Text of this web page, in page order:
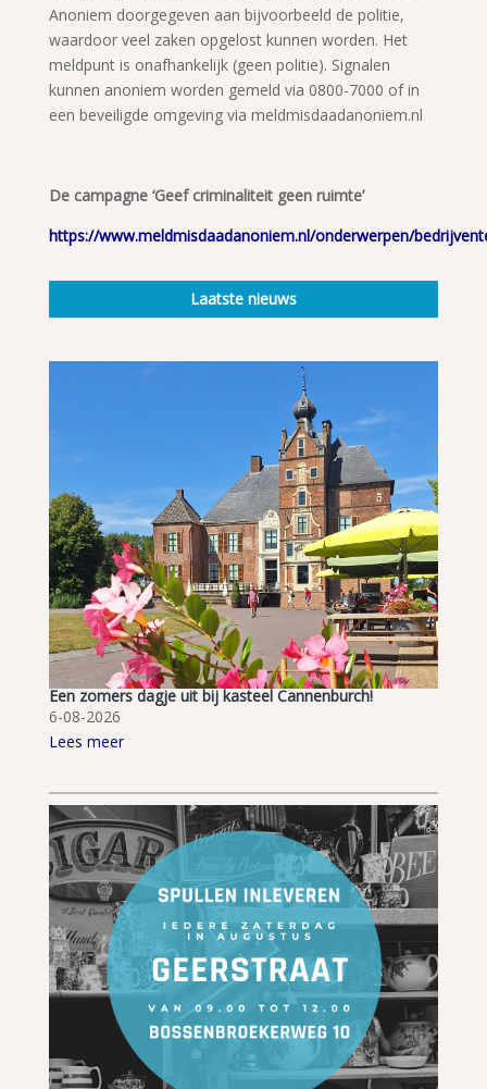
Anoniem doorgegeven aan bijvoorbeeld de politie,
waardoor veel zaken opgelost kunnen worden. Het
meldpunt is onafhankelijk (geen politie). Signalen
kunnen anoniem worden gemeld via 0800-7000 of in
een beveiligde omgeving via meldmisdaadanoniem.nl
De campagne ‘Geef criminaliteit geen ruimte’
https://www.meldmisdaadanoniem.nl/onderwerpen/
Laatste nieuws
Een zomers dagje uit bij kasteel Cannenburch!
6-08-2026
Lees meer